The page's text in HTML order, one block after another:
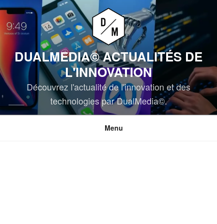
Aller
au
contenu
DUALMEDIA© ACTUALITÉS DE
L'INNOVATION
Découvrez l'actualité de l'innovation et des
technologies par DualMedia©.
Menu